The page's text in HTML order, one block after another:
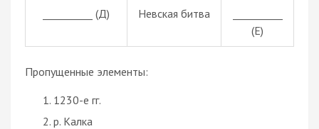
__________ (Д) Невская битва
(Е)
Пропущенные элементы:
1230-е гг.
р. Калка